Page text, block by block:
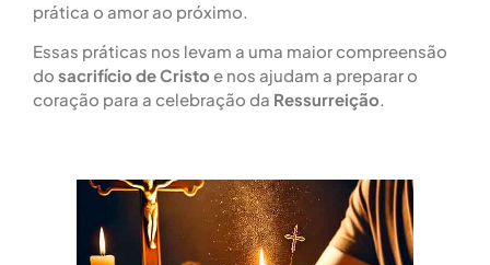
prática o amor ao próximo.
Essas práticas nos levam a uma maior compreensão
do sacrifício de Cristo e nos ajudam a preparar o
coração para a celebração da Ressurreição.